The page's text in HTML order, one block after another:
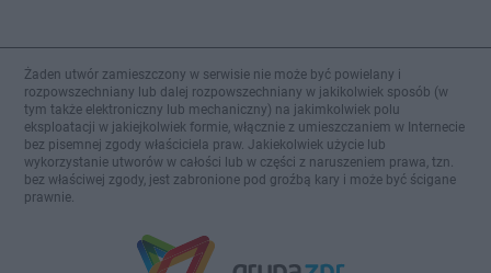
Żaden utwór zamieszczony w serwisie nie może być powielany i
rozpowszechniany lub dalej rozpowszechniany w jakikolwiek sposób (w
tym także elektroniczny lub mechaniczny) na jakimkolwiek polu
eksploatacji w jakiejkolwiek formie, włącznie z umieszczaniem w Internecie
bez pisemnej zgody właściciela praw. Jakiekolwiek użycie lub
wykorzystanie utworów w całości lub w części z naruszeniem prawa, tzn.
bez właściwej zgody, jest zabronione pod groźbą kary i może być ścigane
prawnie.